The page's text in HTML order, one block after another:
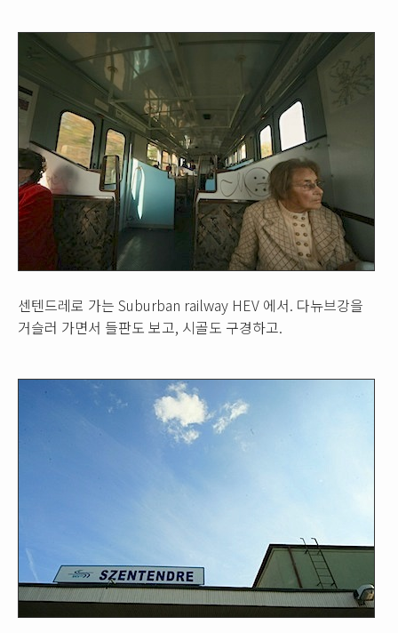
센텐드레로 가는 Suburban railway HEV 에서. 다뉴브강을
거슬러 가면서 들판도 보고, 시골도 구경하고.